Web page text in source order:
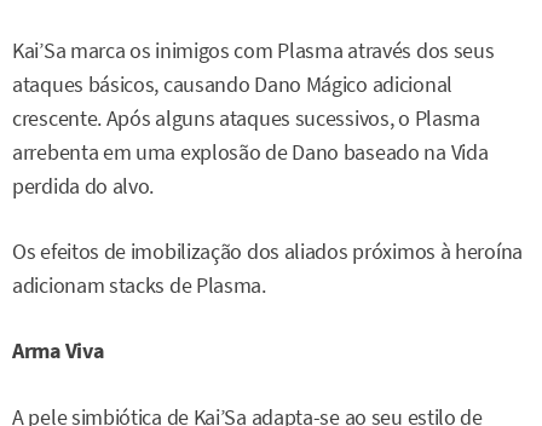
Kai’Sa marca os inimigos com Plasma através dos seus
ataques básicos, causando Dano Mágico adicional
crescente. Após alguns ataques sucessivos, o Plasma
arrebenta em uma explosão de Dano baseado na Vida
perdida do alvo.
Os efeitos de imobilização dos aliados próximos à heroína
adicionam stacks de Plasma.
Arma Viva
A pele simbiótica de Kai’Sa adapta-se ao seu estilo de